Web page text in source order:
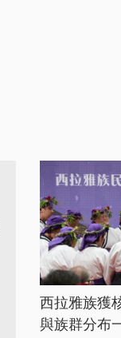
西拉雅族獲
與族群分布